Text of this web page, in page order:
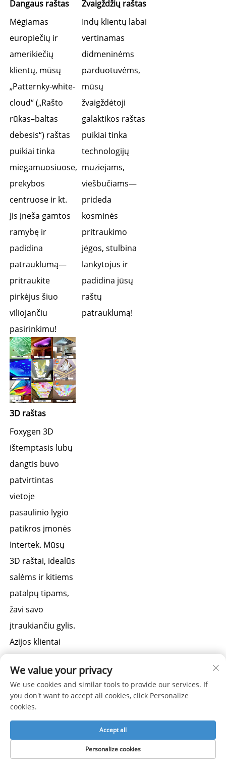
Dangaus raštas
Mėgiamas
europiečių ir
amerikiečių
klientų, mūsų
„Patternky-white-
cloud“ („Rašto
rūkas–baltas
debesis“) raštas
puikiai tinka
miegamuosiuose,
prekybos
centruose ir kt.
Jis įneša gamtos
ramybę ir
padidina
patrauklumą—
pritraukite
pirkėjus šiuo
viliojančiu
pasirinkimu!
Indų klientų labai
vertinamas
didmeninėms
parduotuvėms,
mūsų
žvaigždėtoji
galaktikos raštas
puikiai tinka
technologijų
muziejams,
viešbučiams—
prideda
kosminės
pritraukimo
jėgos, stulbina
lankytojus ir
padidina jūsų
raštų
patrauklumą!
3D raštas
Foxygen 3D
ištemptasis lubų
dangtis buvo
patvirtintas
vietoje
pasaulinio lygio
patikros įmonės
Intertek. Mūsų
3D raštai, idealūs
salėms ir kitiems
patalpų tipams,
žavi savo
įtraukiančiu gylis.
Azijos klientai
perka – pakelkite
savo erdvės
vertę ir jau dabar
skubėkite didinti
paklausą!
We value your privacy
We use cookies and similar tools to provide our services. If
you don't want to accept all cookies, click Personalize
cookies.
Personalize cookies
Accept all